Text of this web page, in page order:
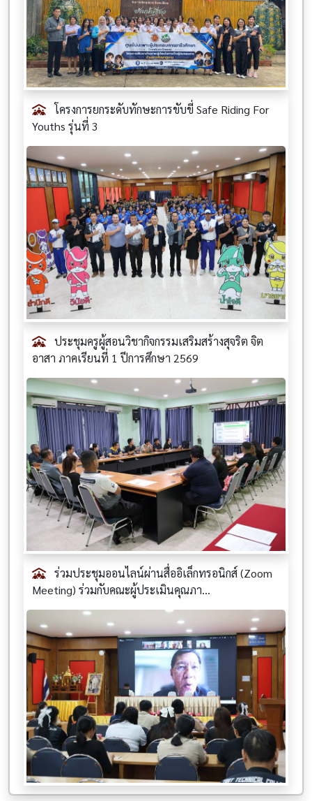
โครงการยกระดับทักษะการขับขี่ Safe Riding For
Youths รุ่นที่ 3
ประชุมครูผู้สอนวิชากิจกรรมเสริมสร้างสุจริต จิต
อาสา ภาคเรียนที่ 1 ปีการศึกษา 2569
ร่วมประชุมออนไลน์ผ่านสื่ออิเล็กทรอนิกส์ (Zoom
Meeting) ร่วมกับคณะผู้ประเมินคุณภา...